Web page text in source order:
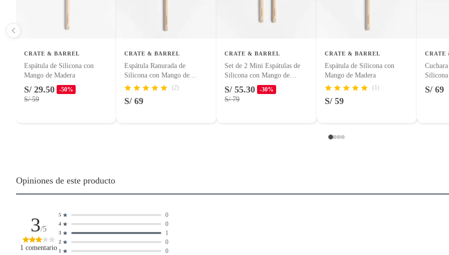
CRATE & BARREL
Espátula de Silicona con
Mango de Madera
S/ 29.50 -50%
S/ 59
CRATE & BARREL
Espátula Ranurada de
Silicona con Mango de
Madera
(2)
S/ 69
CRATE & BARREL
Set de 2 Mini Espátulas de
Silicona con Mango de
S/ 55.30 -30%
S/ 79
CRATE & BARREL
Espátula de Silicona con
Mango de Madera
(1)
S/ 59
CRATE
S/ 69
Opiniones de este producto
3/5
1 comentario 1 0
2 0
3 1
4 0
5 0